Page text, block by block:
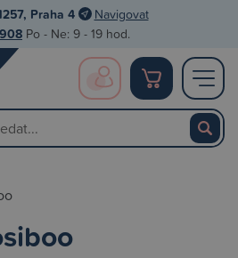
Praha 4 Navigovat
Po - Ne: 9 - 19 hod.